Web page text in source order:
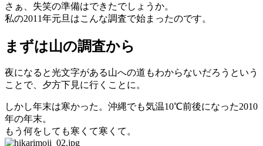
さぁ、失笑の準備はできたでしょうか。
私の2011年元旦はこんな調査で始まったのです。
まずは山の調査から
夜になると光文字がある山への道もわからないだろうという
ことで、夕方下見に行くことに。
しかし年末は寒かった。沖縄でも気温10℃前後になった2010
年の年末。
もう何をしても寒くて寒くて。